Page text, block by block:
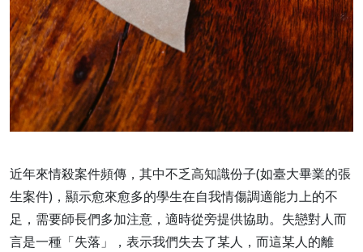
近年來情殺案件頻傳，其中不乏高知識份子(如臺大畢業的張
生案件)，顯示愈來愈多的學生在自我情傷調適能力上的不
足，需要師長們多加注意，適時從旁提供協助。失戀對人而
言是一種「失落」，表示我們失去了某人，而這某人的離